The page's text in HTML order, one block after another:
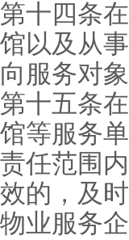
第十四条
馆以及从
向服务对
第十五条
馆等服务
责任范围
效的，及
物业服务